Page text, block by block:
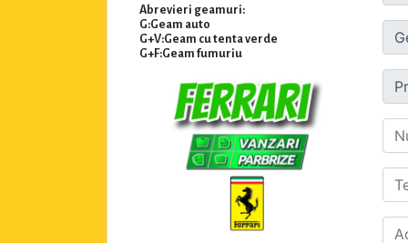
Abrevieri geamuri:
G:Geam auto
G+V:Geam cu tenta verde
G+F:Geam fumuriu